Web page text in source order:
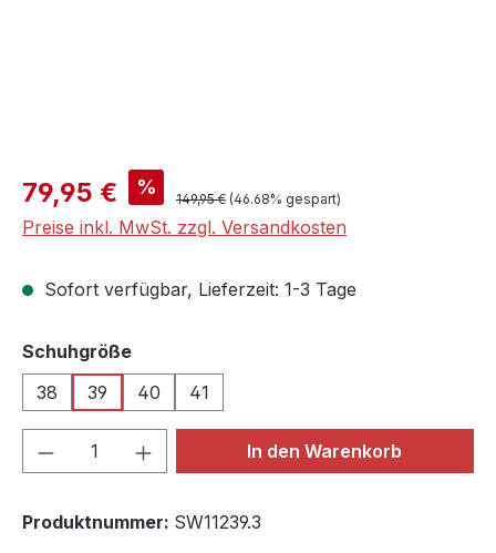
Verkaufspreis:
79,95 € % Regulärer Preis:
149,95 € (46.68% gespart)
Preise inkl. MwSt. zzgl. Versandkosten
Sofort verfügbar, Lieferzeit: 1-3 Tage
Schuhgrößeauswählen
38
39 40 41
Produkt Anzahl: Gib denIn den Warenkorb
Produktnummer: SW11239.3